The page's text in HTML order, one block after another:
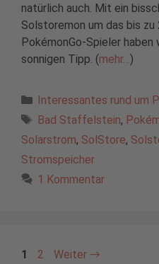
natürlich auch. Mit ein
Solstoremon um das bis
PokémonGo-Spieler haben
sonnigen Tipp. (mehr…)
Kategorien
Interessantes rund um
Schlagwörter
Bad Staffelstein,
Solarstrom, SolStore,
Stromspeicher
1 Kommentar
Seite
1 Seite
2 Weiter →